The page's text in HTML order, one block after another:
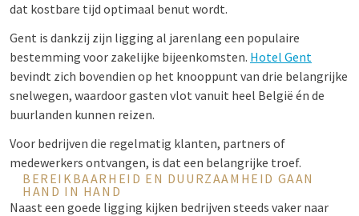
dat kostbare tijd optimaal benut wordt.
Gent is dankzij zijn ligging al jarenlang een populaire
bestemming voor zakelijke bijeenkomsten. Hotel Gent
bevindt zich bovendien op het knooppunt van drie belangrijke
snelwegen, waardoor gasten vlot vanuit heel België én de
buurlanden kunnen reizen.
Voor bedrijven die regelmatig klanten, partners of
medewerkers ontvangen, is dat een belangrijke troef.
BEREIKBAARHEID EN DUURZAAMHEID GAAN
HAND IN HAND
Naast een goede ligging kijken bedrijven steeds vaker naar